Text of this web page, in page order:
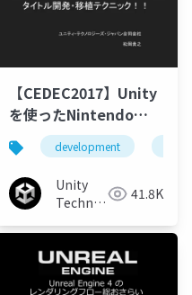
unity unity3d
【CEDEC2017】Unity
を使ったNintendo
Switch™向けのタイト
ル開発・移植テクニッ
ク!!
development
Unity
Technologies41.8K